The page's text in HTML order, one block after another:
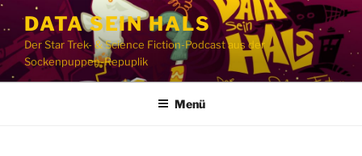
Zum
Inhalt
springen
DATA SEIN HALS
Der Star Trek- & Science Fiction-Podcast aus der
Sockenpuppen-Repuplik
Menü